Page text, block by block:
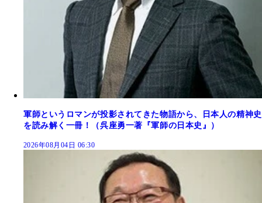
軍師というロマンが投影されてきた物語から、日本人の精神史
を読み解く一冊！（呉座勇一著『軍師の日本史』）
2026年08月04日 06:30